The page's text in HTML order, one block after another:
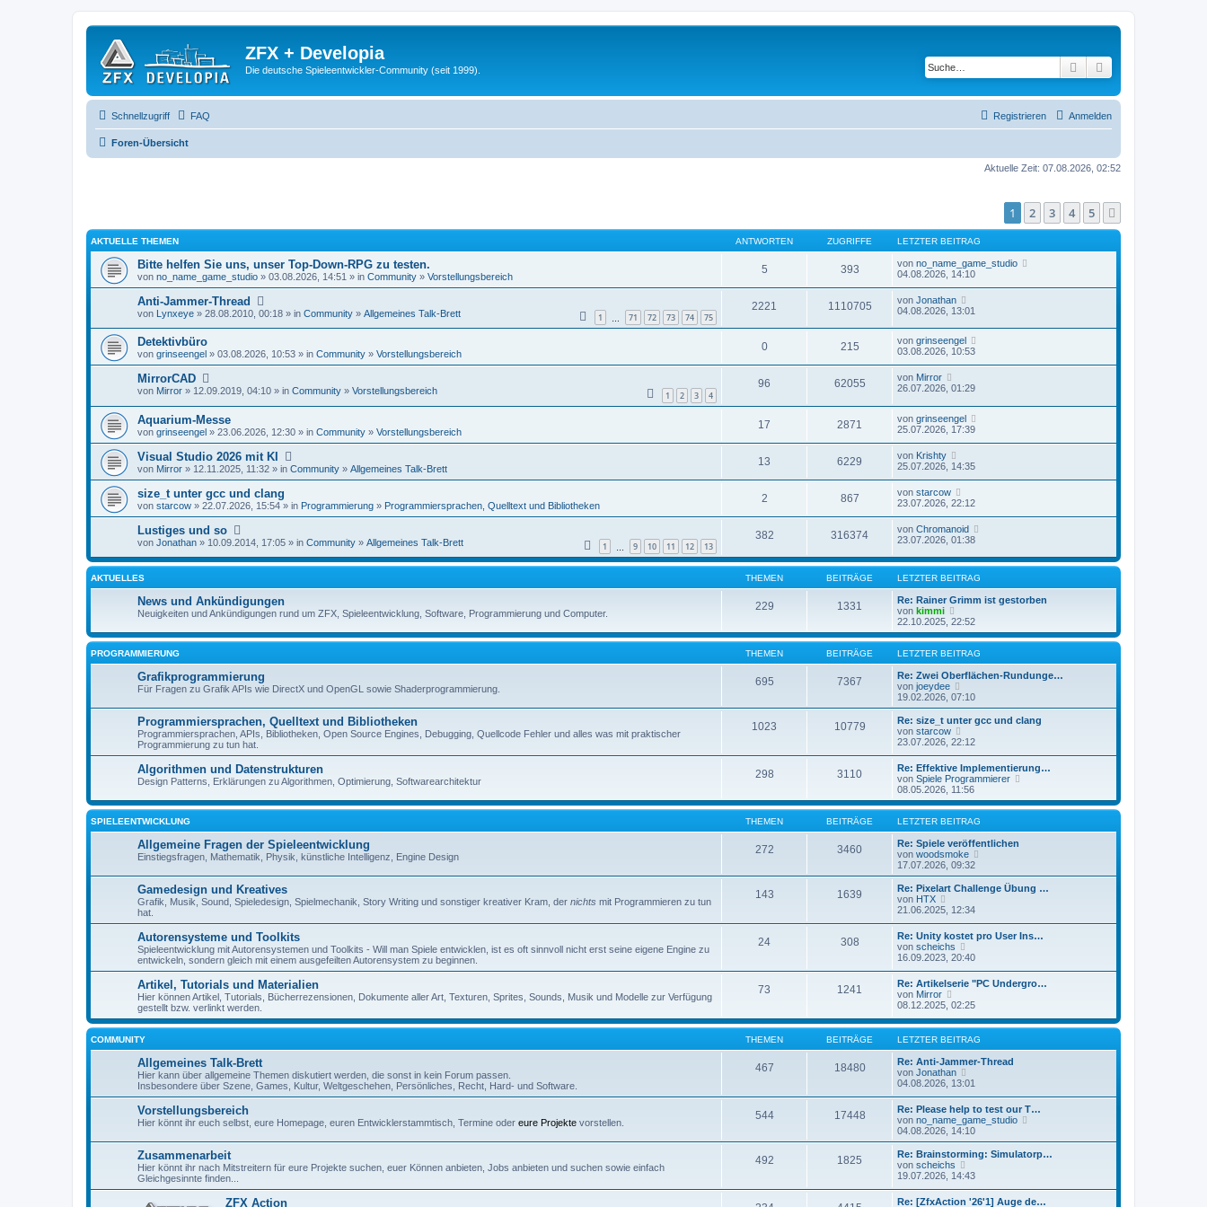
ZFX + Developia
Die deutsche Spieleentwickler-Community (seit 1999). Suche
Schnellzugriff FAQ Anmelden
Registrieren
Foren-Übersicht
Aktuelle Zeit: 07.08.2026, 02:52
1 2 3 4 5
AKTUELLE THEMEN ANTWORTEN ZUGRIFFE LETZTER BEITRAG
Bitte helfen Sie uns, unser Top-Down-RPG zu testen.
von no_name_game_studio » 03.08.2026, 14:51 » in Community » Vorstellungsbereich
5 393 von no_name_game_studio
04.08.2026, 14:10
Anti-Jammer-Thread
1 71 72 73 74 75
von Lynxeye » 28.08.2010, 00:18 » in Community » Allgemeines Talk-Brett
2221 1110705 von Jonathan
04.08.2026, 13:01
Detektivbüro
von grinseengel » 03.08.2026, 10:53 » in Community » Vorstellungsbereich
0 215 von grinseengel
03.08.2026, 10:53
MirrorCAD
1 2 3 4
von Mirror » 12.09.2019, 04:10 » in Community » Vorstellungsbereich
96 62055 von Mirror
26.07.2026, 01:29
Aquarium-Messe
von grinseengel » 23.06.2026, 12:30 » in Community » Vorstellungsbereich
17 2871 von grinseengel
25.07.2026, 17:39
Visual Studio 2026 mit KI
von Mirror » 12.11.2025, 11:32 » in Community » Allgemeines Talk-Brett
13 6229 von Krishty
25.07.2026, 14:35
size_t unter gcc und clang
von starcow » 22.07.2026, 15:54 » in Programmierung » Programmiersprachen, Quelltext und Bibliotheken
2 867 von starcow
23.07.2026, 22:12
Lustiges und so
1 9 10 11 12 13
von Jonathan » 10.09.2014, 17:05 » in Community » Allgemeines Talk-Brett
382 316374 von Chromanoid
23.07.2026, 01:38
AKTUELLES THEMEN BEITRÄGE LETZTER BEITRAG
News und Ankündigungen
Neuigkeiten und Ankündigungen rund um ZFX, Spieleentwicklung, Software, Programmierung und Computer.
229 1331
Re: Rainer Grimm ist gestorben
von kimmi
e
u
e
s
t
e
r
B
e
i
t
r
22.10.2025, 22:52
PROGRAMMIERUNG THEMEN BEITRÄGE LETZTER BEITRAG
Grafikprogrammierung
Für Fragen zu Grafik APIs wie DirectX und OpenGL sowie Shaderprogrammierung.
695 7367
Re: Zwei Oberflächen-Rundunge…
von joeydee
e
u
e
t
B
e
i
t
a
19.02.2026, 07:10
Programmiersprachen, Quelltext und Bibliotheken
Programmiersprachen, APIs, Bibliotheken, Open Source Engines, Debugging, Quellcode Fehler und alles was mit praktischer
Programmierung zu tun hat.
1023 10779
Re: size_t unter gcc und clang
von starcow
e
s
t
e
r
B
e
i
t
r
a
23.07.2026, 22:12
Algorithmen und Datenstrukturen
Design Patterns, Erklärungen zu Algorithmen, Optimierung, Softwarearchitektur
298 3110
Re: Effektive Implementierung…
von Spiele Programmierer
u
e
t
e
i
08.05.2026, 11:56
SPIELEENTWICKLUNG THEMEN BEITRÄGE LETZTER BEITRAG
Allgemeine Fragen der Spieleentwicklung
Einstiegsfragen, Mathematik, Physik, künstliche Intelligenz, Engine Design
272 3460
Re: Spiele veröffentlichen
von woodsmoke
u
e
B
t
r
17.07.2026, 09:32
Gamedesign und Kreatives
Grafik, Musik, Sound, Spieledesign, Spielmechanik, Story Writing und sonstiger kreativer Kram, der nichts mit Programmieren zu tun
hat.
143 1639
Re: Pixelart Challenge Übung …
von HTX
e
s
t
e
r
B
e
t
r
a
g
21.06.2025, 12:34
Autorensysteme und Toolkits
Spieleentwicklung mit Autorensystemen und Toolkits - Will man Spiele entwicklen, ist es oft sinnvoll nicht erst seine eigene Engine zu
entwickeln, sondern gleich mit einem ausgefeilten Autorensystem zu beginnen.
24 308
Re: Unity kostet pro User Ins…
von scheichs
e
e
s
t
e
r
B
e
i
t
a
g
16.09.2023, 20:40
Artikel, Tutorials und Materialien
Hier können Artikel, Tutorials, Bücherrezensionen, Dokumente aller Art, Texturen, Sprites, Sounds, Musik und Modelle zur Verfügung
gestellt bzw. verlinkt werden.
73 1241
Re: Artikelserie "PC Undergro…
von Mirror
e
e
s
t
e
r
B
i
t
r
a
g
08.12.2025, 02:25
COMMUNITY THEMEN BEITRÄGE LETZTER BEITRAG
Allgemeines Talk-Brett
Hier kann über allgemeine Themen diskutiert werden, die sonst in kein Forum passen.
Insbesondere über Szene, Games, Kultur, Weltgeschehen, Persönliches, Recht, Hard- und Software.
467 18480
Re: Anti-Jammer-Thread
von Jonathan
e
e
s
t
e
B
i
t
r
04.08.2026, 13:01
Vorstellungsbereich
Hier könnt ihr euch selbst, eure Homepage, euren Entwicklerstammtisch, Termine oder eure Projekte vorstellen.
544 17448
Re: Please help to test our T…
von no_name_game_studio
u
e
04.08.2026, 14:10
Zusammenarbeit
Hier könnt ihr nach Mitstreitern für eure Projekte suchen, euer Können anbieten, Jobs anbieten und suchen sowie einfach
Gleichgesinnte finden...
492 1825
Re: Brainstorming: Simulatorp…
von scheichs
e
e
19.07.2026, 14:43
ZFX Action
Re: [ZfxAction '26'1] Auge de…